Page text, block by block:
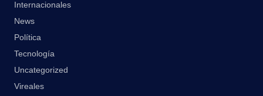
Internacionales
News
Política
Tecnología
Uncategorized
Vireales